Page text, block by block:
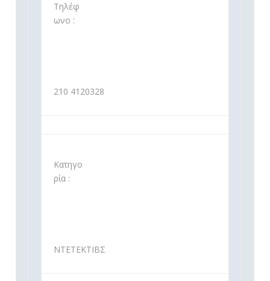
Τηλέφ
ωνο :
210 4120328
Κατηγο
ρία :
ΝΤΕΤΕΚΤΙΒΣ